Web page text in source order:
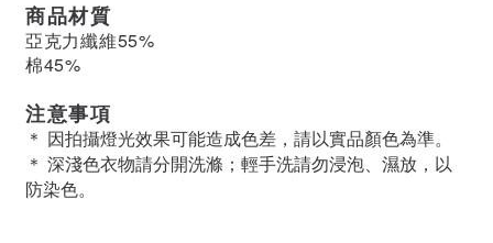
商品材質
亞克力纖維55%
棉45%
注意事項
＊ 因拍攝燈光效果可能造成色差，請以實品顏色為準。
＊ 深淺色衣物請分開洗滌；輕手洗請勿浸泡、濕放，以
防染色。